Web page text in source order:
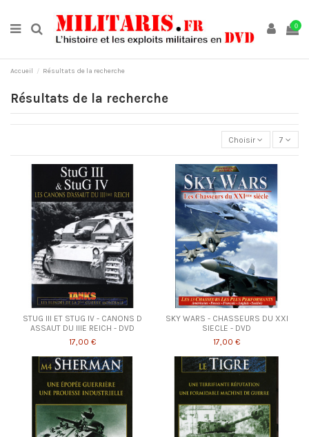
0
Accueil Résultats de la recherche
Résultats de la recherche
Choisir 7
STUG III ET STUG IV - CANONS D
ASSAUT DU IIIE REICH - DVD
17,00 €
SKY WARS - CHASSEURS DU XXI
SIECLE - DVD
17,00 €